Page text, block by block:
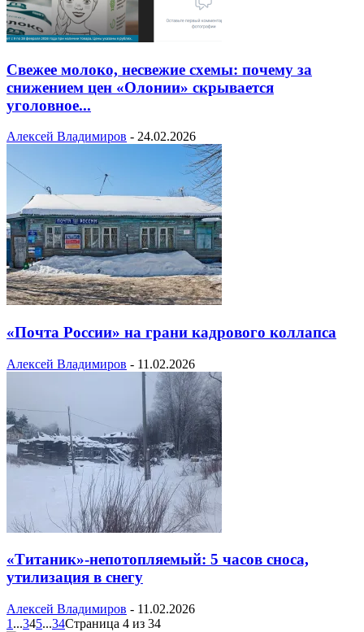
Свежее молоко, несвежие схемы: почему за
снижением цен «Олонии» скрывается
уголовное...
Алексей Владимиров - 24.02.2026
«Почта России» на грани кадрового коллапса
Алексей Владимиров - 11.02.2026
«Титаник»-непотопляемый: 5 часов сноса,
утилизация в снегу
Алексей Владимиров - 11.02.2026
1 ...345...34Страница 4 из 34